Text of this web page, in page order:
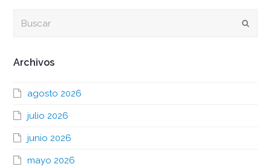
Archivos
agosto 2026
julio 2026
junio 2026
mayo 2026